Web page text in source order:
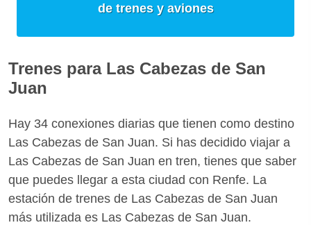
de trenes y aviones
Trenes para Las Cabezas de San
Juan
Hay 34 conexiones diarias que tienen como destino
Las Cabezas de San Juan. Si has decidido viajar a
Las Cabezas de San Juan en tren, tienes que saber
que puedes llegar a esta ciudad con Renfe. La
estación de trenes de Las Cabezas de San Juan
más utilizada es Las Cabezas de San Juan.